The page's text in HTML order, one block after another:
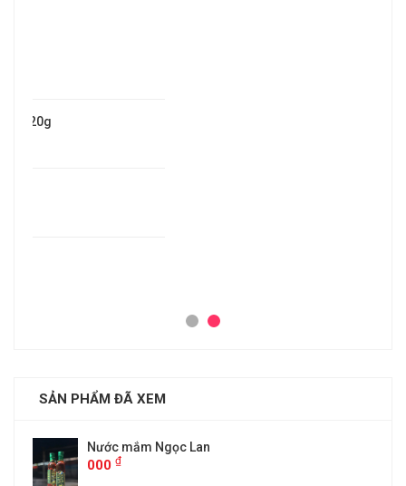
SẢN PHẨM ĐÃ XEM
Nước mắm Ngọc Lan
000 ₫